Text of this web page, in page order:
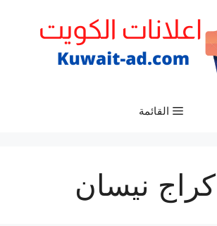
القائمة
نيسان